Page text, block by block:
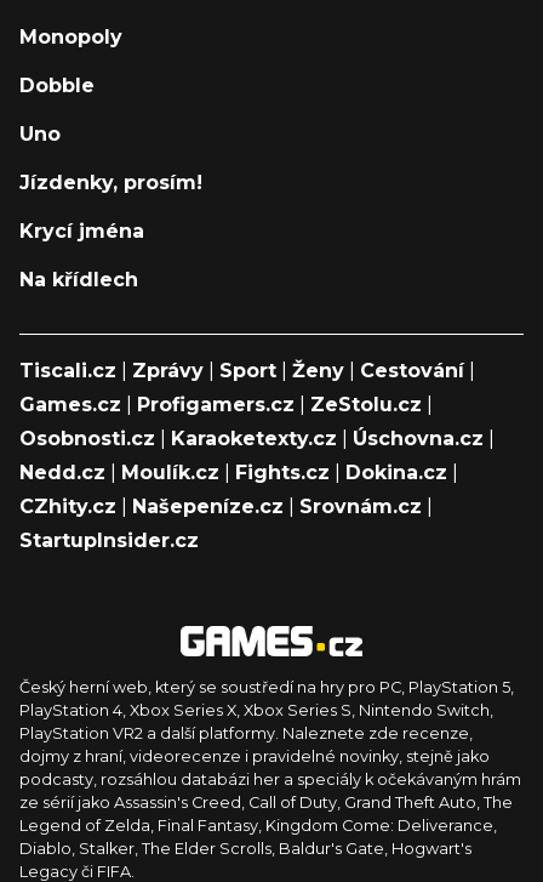
Monopoly
Dobble
Uno
Jízdenky, prosím!
Krycí jména
Na křídlech
Tiscali.cz Zprávy Sport Ženy Cestování|
Games.cz
Profigamers.cz ZeStolu.cz
Osobnosti.cz
Karaoketexty.cz Úschovna.cz
Nedd.cz
Moulík.cz Fights.cz Dokina.cz
CZhity.cz
Našepeníze.cz Srovnám.cz
StartupInsider.cz
Český herní web, který se soustředí na hry pro PC, PlayStation 5,
PlayStation 4, Xbox Series X, Xbox Series S, Nintendo Switch,
PlayStation VR2 a další platformy. Naleznete zde recenze,
dojmy z hraní, videorecenze i pravidelné novinky, stejně jako
podcasty, rozsáhlou databázi her a speciály k očekávaným hrám
ze sérií jako Assassin's Creed, Call of Duty, Grand Theft Auto, The
Legend of Zelda, Final Fantasy, Kingdom Come: Deliverance,
Diablo, Stalker, The Elder Scrolls, Baldur's Gate, Hogwart's
Legacy či FIFA.